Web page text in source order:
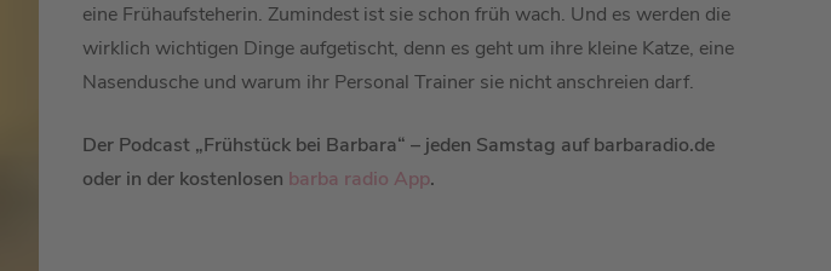
eine Frühaufsteherin. Zumindest ist sie schon früh wach. Und es werden die
wirklich wichtigen Dinge aufgetischt, denn es geht um ihre kleine Katze, eine
Nasendusche und warum ihr Personal Trainer sie nicht anschreien darf.
Der Podcast „Frühstück bei Barbara“ – jeden Samstag auf barbaradio.de
oder in der kostenlosen barba radio App.